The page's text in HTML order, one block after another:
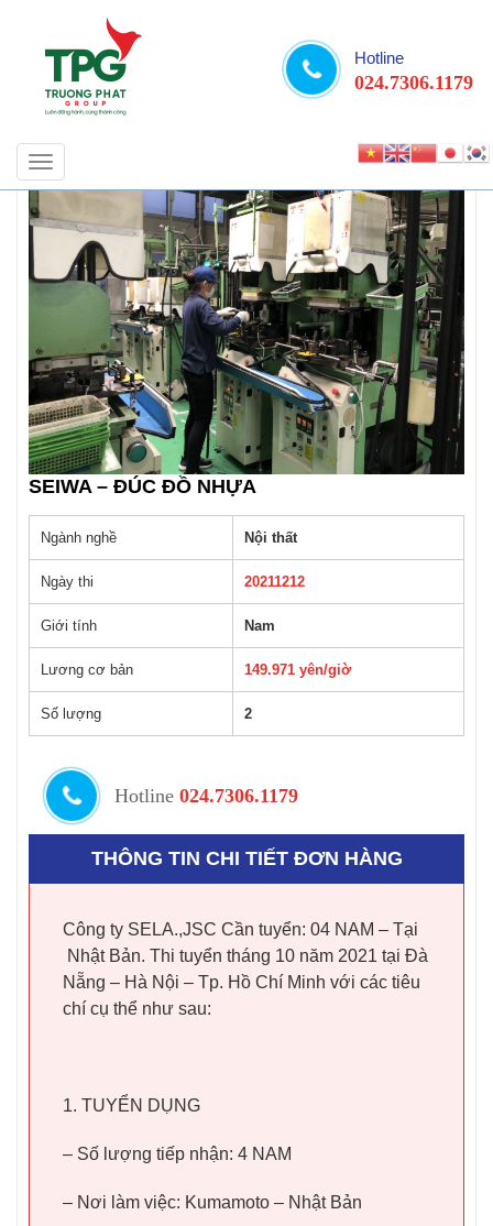
Hotline
024.7306.1179
Toggle
navigation
SEIWA – ĐÚC ĐỒ NHỰA
Ngành nghề Nội thất
Ngày thi 20211212
Giới tính Nam
Lương cơ bản 149.971 yên/giờ
Số lượng 2
Hotline 024.7306.1179
THÔNG TIN CHI TIẾT ĐƠN HÀNG
Công ty SELA.,JSC Cần tuyển: 04 NAM – Tại
Nhật Bản. Thi tuyển tháng 10 năm 2021 tại Đà
Nẵng – Hà Nội – Tp. Hồ Chí Minh với các tiêu
chí cụ thể như sau:
1. TUYỂN DỤNG
– Số lượng tiếp nhận: 4 NAM
– Nơi làm việc: Kumamoto – Nhật Bản